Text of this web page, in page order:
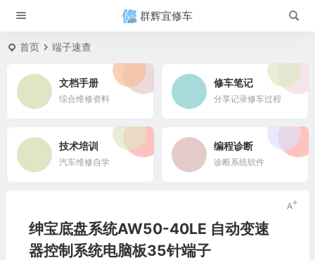
群辉宜修车
首页 端子速查
文档手册
综合维修资料
修车笔记
分享记录修车过程
技术培训
汽车维修自学
编程诊断
诊断系统软件
绅宝底盘系统AW50-40LE 自动变速
器控制系统电脑板35针端子